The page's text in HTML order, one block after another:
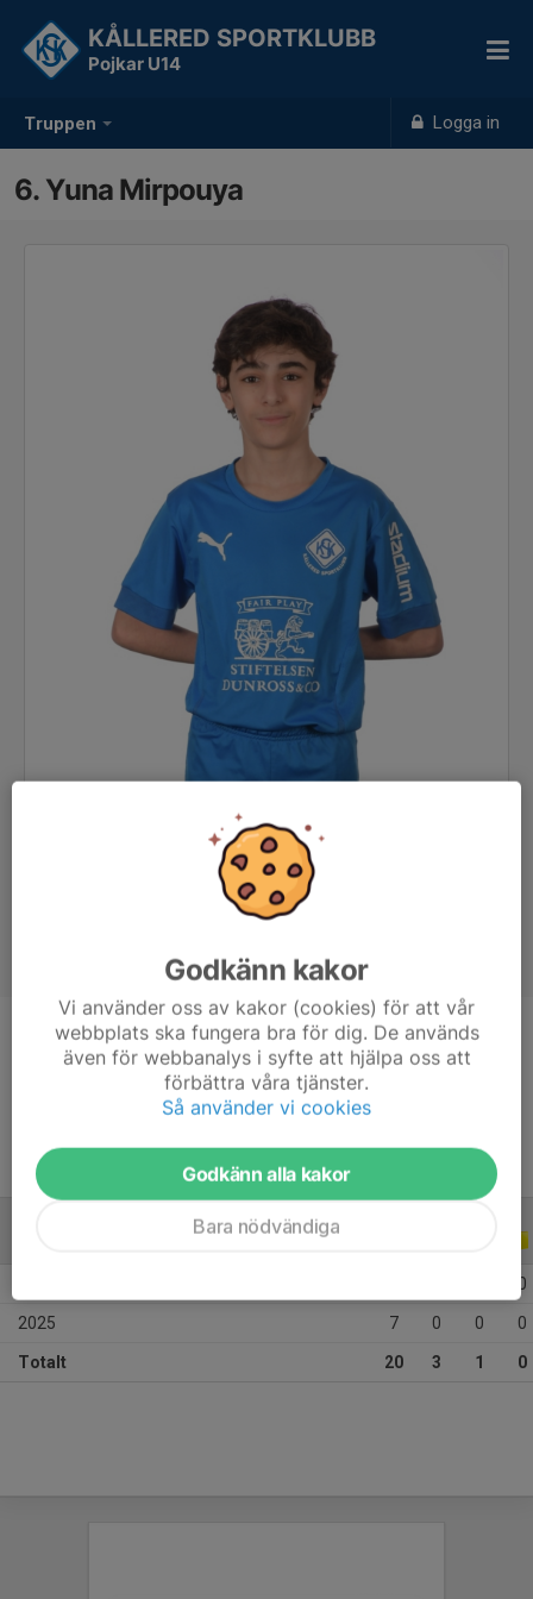
Truppen Logga in
KÅLLERED SPORTKLUBB
Pojkar U14
6. Yuna Mirpouya
Position
-
13 år
0
2025 7 0 0 0
Totalt 20 3 1 0
Godkänn kakor
Vi använder oss av kakor (cookies) för att vår
webbplats ska fungera bra för dig. De används
även för webbanalys i syfte att hjälpa oss att
förbättra våra tjänster.
Så använder vi cookies
Godkänn alla kakor
Bara nödvändiga